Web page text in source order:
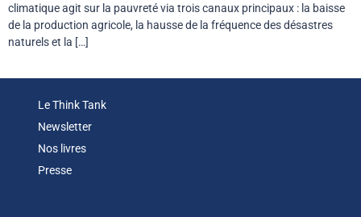
climatique agit sur la pauvreté via trois canaux principaux : la baisse
de la production agricole, la hausse de la fréquence des désastres
naturels et la […]
Le Think Tank
Newsletter
Nos livres
Presse